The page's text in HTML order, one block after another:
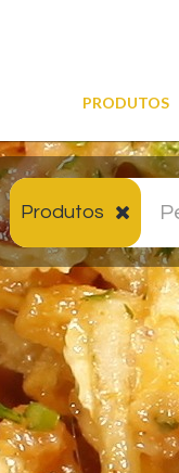
PRODUTOS
Produtos